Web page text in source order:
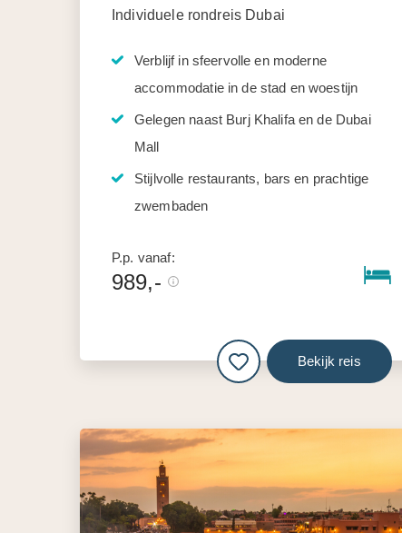
Individuele rondreis Dubai
Verblijf in sfeervolle en moderne
accommodatie in de stad en woestijn
Gelegen naast Burj Khalifa en de Dubai
Mall
Stijlvolle restaurants, bars en prachtige
zwembaden
P.p. vanaf:
989,-
Bekijk reis